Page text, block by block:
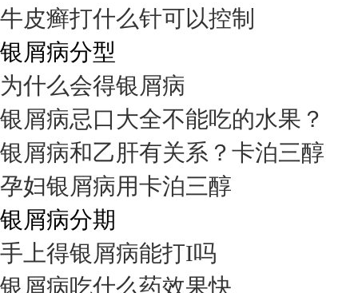
牛皮癣打什么针可以控制
银屑病分型
为什么会得银屑病
银屑病忌口大全不能吃的水果？
银屑病和乙肝有关系？卡泊三醇
孕妇银屑病用卡泊三醇
银屑病分期
手上得银屑病能打I吗
银屑病吃什么药效果快